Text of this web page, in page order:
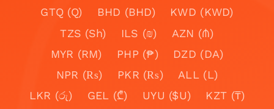
GTQ (Q)
BHD (BHD)
KWD (KWD)
TZS (Sh)
ILS (₪)
AZN (₼)
MYR (RM)
PHP (₱)
DZD (DA)
NPR (₨)
PKR (₨)
ALL (L)
LKR (රු)
GEL (₾) UYU ($U)
KZT (₸)